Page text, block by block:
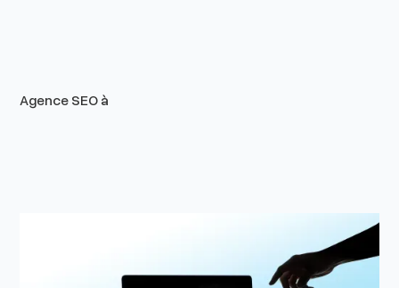
Agence SEO à